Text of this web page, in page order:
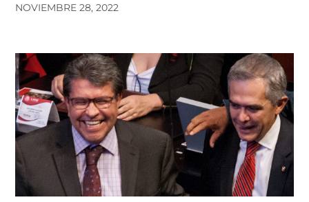
NOVIEMBRE 28, 2022